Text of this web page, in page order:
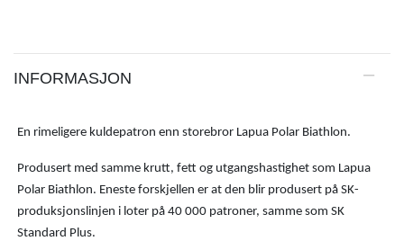
INFORMASJON
En rimeligere kuldepatron enn storebror Lapua Polar Biathlon.
Produsert med samme krutt, fett og utgangshastighet som Lapua
Polar Biathlon. Eneste forskjellen er at den blir produsert på SK-
produksjonslinjen i loter på 40 000 patroner, samme som SK
Standard Plus.